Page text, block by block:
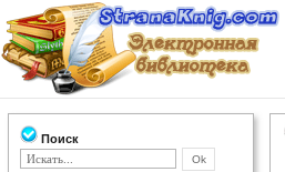
Поиск